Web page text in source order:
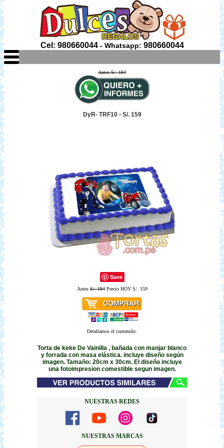
Cel: 980660044- Whatsapp: 980660044
Antes S/. 194
DyR- TRF10 - S/. 159
Save
AntesS/. 194Precio HOY S/. 159
Detallamos el contenido:
Torta de keke De Vainilla , bañada con manjar blanco
y forrada con masa elástica. incluye diseño según
imagen. Tamaño: 20cm x 30cm. El diseño incluye
una fotoimpresion comestible segun imagen.
NUESTRAS REDES
NUESTRAS MARCAS